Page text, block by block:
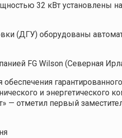
32 кВт установлены
(ДГУ) оборудованы
FG Wilson (Северная
и
— отметил первый